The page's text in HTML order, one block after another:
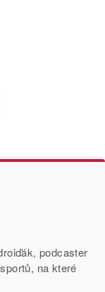
podcaster
na které